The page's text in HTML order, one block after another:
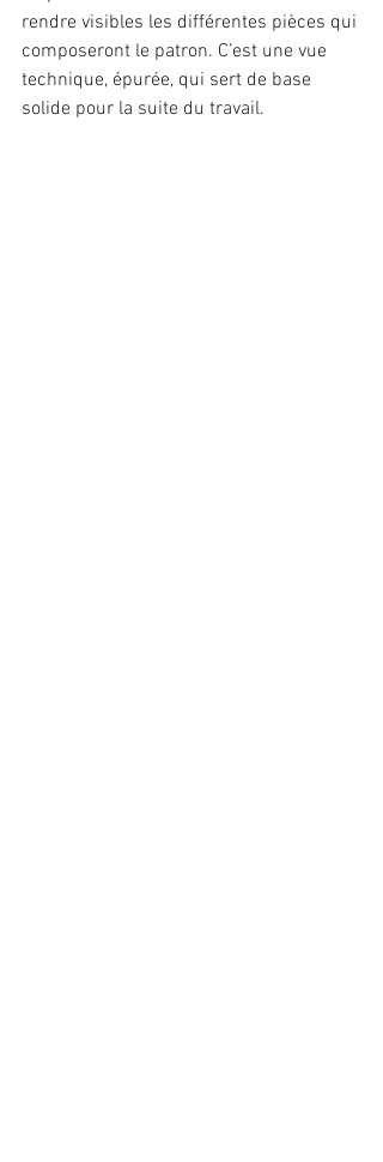
rendre visibles les différentes pièces qui
composeront le patron. C’est une vue
technique, épurée, qui sert de base
solide pour la suite du travail.